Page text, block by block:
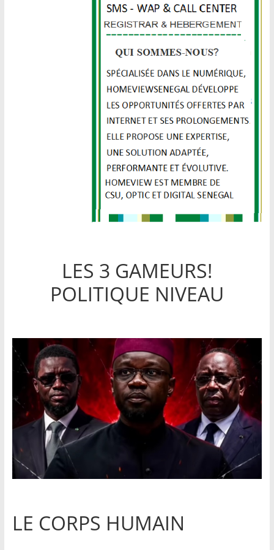
LES 3 GAMEURS!
POLITIQUE NIVEAU
LE CORPS HUMAIN